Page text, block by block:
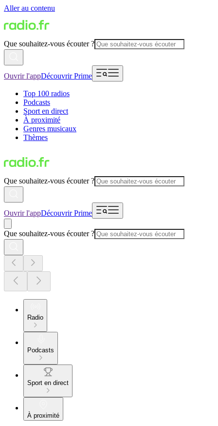
Aller au contenu
Que souhaitez-vous écouter ?
Ouvrir l'appDécouvrir Prime
Top 100 radios
Podcasts
Sport en direct
À proximité
Genres musicaux
Thèmes
Que souhaitez-vous écouter ?
Ouvrir l'appDécouvrir Prime
Que souhaitez-vous écouter ?
Radio
Podcasts
Sport en direct
À proximité